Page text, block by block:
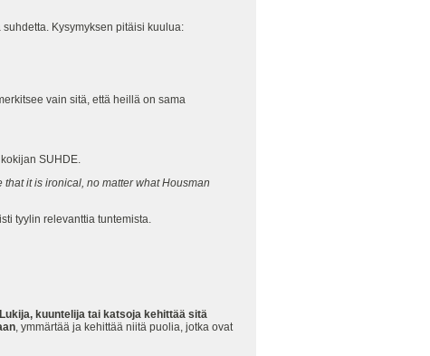
Kysymyksen pitäisi kuulua:
vain sitä, että heillä on sama
SUHDE.
it is ironical, no matter what Housman
tyylin relevanttia tuntemista.
Lukija, kuuntelija tai katsoja kehittää sitä
, ymmärtää ja kehittää niitä puolia, jotka ovat